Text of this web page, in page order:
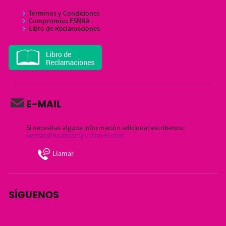
Terminos y Condiciones
Compromiso ESNNA
Libro de Reclamaciones
E-MAIL
Si necesitas alguna información adicional escribenos:
ventas@huancarayllatravel.com
Llamar
SÍGUENOS